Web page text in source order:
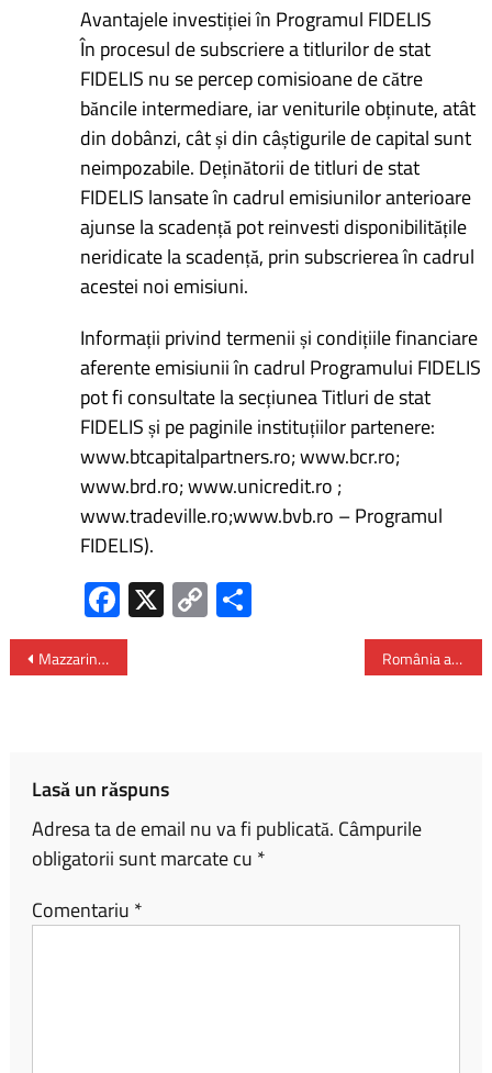
Avantajele investiției în Programul FIDELIS
În procesul de subscriere a titlurilor de stat
FIDELIS nu se percep comisioane de către
băncile intermediare, iar veniturile obținute, atât
din dobânzi, cât și din câștigurile de capital sunt
neimpozabile. Deținătorii de titluri de stat
FIDELIS lansate în cadrul emisiunilor anterioare
ajunse la scadență pot reinvesti disponibilitățile
neridicate la scadență, prin subscrierea în cadrul
acestei noi emisiuni.
Informații privind termenii și condițiile financiare
aferente emisiunii în cadrul Programului FIDELIS
pot fi consultate la secțiunea Titluri de stat
FIDELIS și pe paginile instituțiilor partenere:
www.btcapitalpartners.ro; www.bcr.ro;
www.brd.ro; www.unicredit.ro ;
www.tradeville.ro;www.bvb.ro – Programul
FIDELIS).
Fa
ce
b
X C
o
Mazzarino – o perlă a Siciliei Centrale România a atras 4,7 miliarde de euro de pe piețele internaționale
Lasă un răspuns
Adresa ta de email nu va fi publicată. Câmpurile
obligatorii sunt marcate cu *
Comentariu *